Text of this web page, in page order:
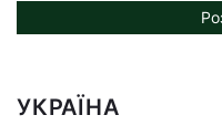
УКРАЇНА